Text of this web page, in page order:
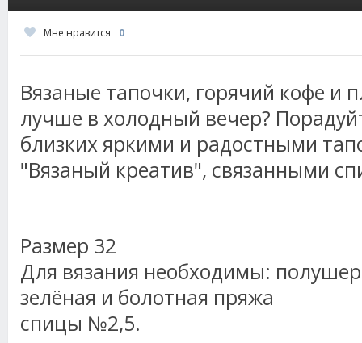
Мне нравится 0
Вязаные тапочки, горячий кофе и
лучше в холодный вечер?
близких яркими и радостными
"Вязаный креатив", связанными
Размер 32
Для вязания необходимы:
зелёная и болотная пряжа
спицы №2,5.